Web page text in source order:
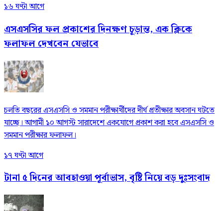
১৬ ঘণ্টা আগে
এসএসসির ফল প্রকাশের দিনক্ষণ চূড়ান্ত, এক ক্লিকে
ফলাফল দেখবেন যেভাবে
চলতি বছরের এসএসসি ও সমমান পরীক্ষার্থীদের দীর্ঘ প্রতীক্ষার অবসান ঘটতে
যাচ্ছে। আগামী ১০ আগস্ট সারাদেশে একযোগে প্রকাশ করা হবে এসএসসি ও
সমমান পরীক্ষার ফলাফল।
১৭ ঘণ্টা আগে
টানা ৫ দিনের আবহাওয়া পূর্বাভাস, বৃষ্টি নিয়ে বড় দুঃসংবাদ